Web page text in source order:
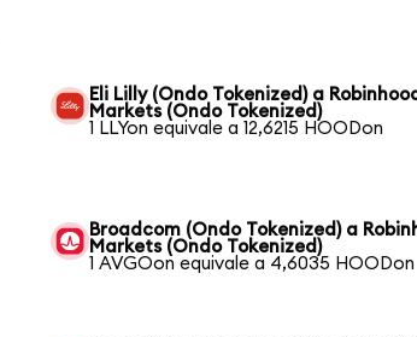
Eli Lilly (Ondo Tokenized) a Robinhood
Markets (Ondo Tokenized)
1 LLYon equivale a 12,6215 HOODon
Broadcom (Ondo Tokenized) a
Markets (Ondo Tokenized)
1 AVGOon equivale a 4,6035 HOODon